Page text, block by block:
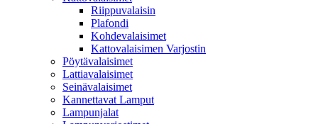
Riippuvalaisin
Plafondi
Kohdevalaisimet
Kattovalaisimen Varjostin
Pöytävalaisimet
Lattiavalaisimet
Seinävalaisimet
Kannettavat Lamput
Lampunjalat